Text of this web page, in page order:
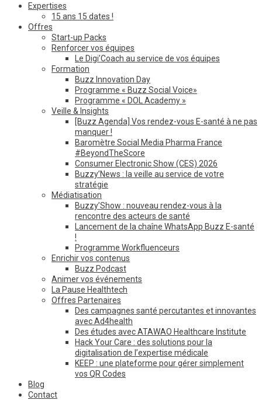
Expertises
15 ans 15 dates !
Offres
Start-up Packs
Renforcer vos équipes
Le Digi’Coach au service de vos équipes
Formation
Buzz Innovation Day
Programme « Buzz Social Voice»
Programme « DOL Academy »
Veille & Insights
[Buzz Agenda] Vos rendez-vous E-santé à ne pas
manquer !
Baromètre Social Media Pharma France
#BeyondTheScore
Consumer Electronic Show (CES) 2026
Buzzy’News : la veille au service de votre
stratégie
Médiatisation
Buzzy’Show : nouveau rendez-vous à la
rencontre des acteurs de santé
Lancement de la chaîne WhatsApp Buzz E-santé
!
Programme Workfluenceurs
Enrichir vos contenus
Buzz Podcast
Animer vos événements
La Pause Healthtech
Offres Partenaires
Des campagnes santé percutantes et innovantes
avec Ad4health
Des études avec ATAWAO Healthcare Institute
Hack Your Care : des solutions pour la
digitalisation de l’expertise médicale
KEEP : une plateforme pour gérer simplement
vos QR Codes
Blog
Contact